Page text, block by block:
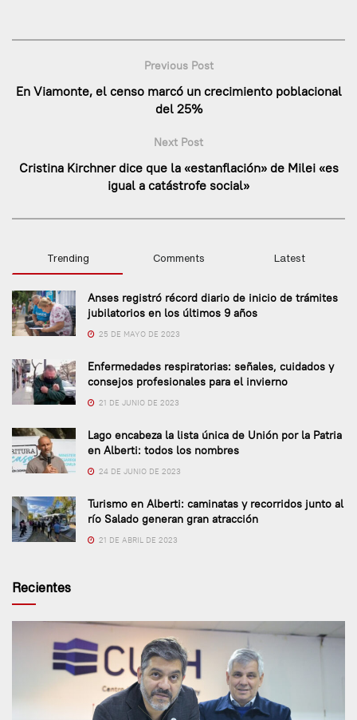
Previous Post
En Viamonte, el censo marcó un crecimiento poblacional
del 25%
Next Post
Cristina Kirchner dice que la «estanflación» de Milei «es
igual a catástrofe social»
Trending Comments Latest
Anses registró récord diario de inicio de trámites
jubilatorios en los últimos 9 años
25 DE MAYO DE 2023
Enfermedades respiratorias: señales, cuidados y
consejos profesionales para el invierno
21 DE JUNIO DE 2023
Lago encabeza la lista única de Unión por la Patria
en Alberti: todos los nombres
24 DE JUNIO DE 2023
Turismo en Alberti: caminatas y recorridos junto al
río Salado generan gran atracción
21 DE ABRIL DE 2023
Recientes